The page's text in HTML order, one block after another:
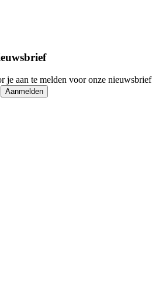
je aan te melden voor onze nieuwsbrief
Aanmelden